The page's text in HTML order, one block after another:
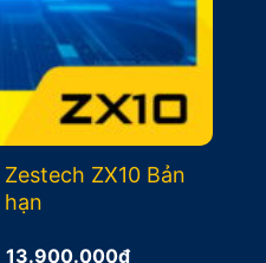
ZX10 Bản
hạn
Giá
13.900.000₫Giá